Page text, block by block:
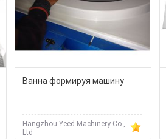
Ванна формируя машину
Hangzhou Yeed Machinery Co.,
Ltd